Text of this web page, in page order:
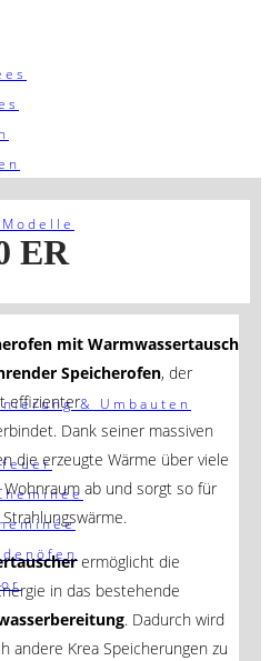
& Umbauten
ER
mit Warmwassertausch
Speicherofen, der
effizienter
Dank seiner massiven
die erzeugte Wärme über viele
ab und sorgt so für
ermöglicht die
in das bestehende
. Dadurch wird
andere Krea Speicherungen zu